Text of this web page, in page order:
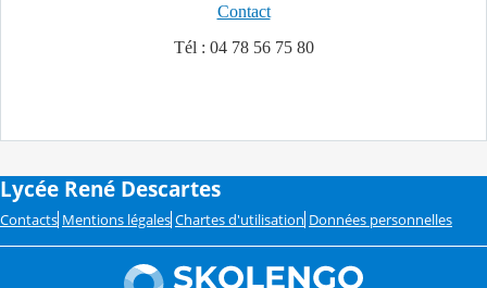
Contact
Tél : 04 78 56 75 80
Lycée René Descartes
Contacts Mentions légales Chartes d'utilisation Données personnelles